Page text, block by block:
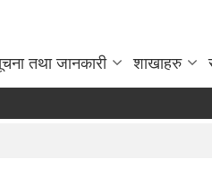
तथा जानकारी शाखाहरु